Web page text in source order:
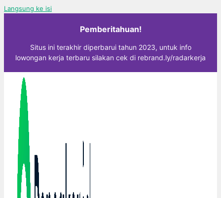
Langsung ke isi
Pemberitahuan!
Situs ini terakhir diperbarui tahun 2023, untuk info
lowongan kerja terbaru silakan cek di rebrand.ly/radarkerja